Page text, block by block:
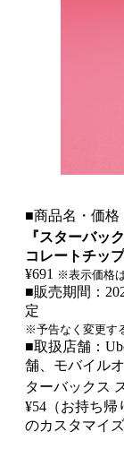
■商品名・価格
『スターバッ
コレートチップ
¥691 ※表示価格
■販売期間：
定
※予告なく変更す
■取扱店舗：
舗、モバイル
ターバックス
¥54（お持ち帰
のカスタマイ